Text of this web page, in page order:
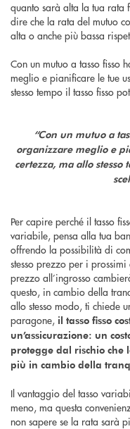
quanto sarà alta la tua rata
dire che la rata del mutuo
alta o anche più bassa
Con un mutuo a tasso
meglio e pianificare le tue
stesso tempo il tasso fisso
“Con un mutuo a
organizzare meglio e
certezza, ma allo stesso
Per capire perché il tasso
variabile, pensa alla tua
offrendo la possibilità di
stesso prezzo per i
prezzo all’ingrosso
questo, in cambio della
allo stesso modo, ti chiede
paragone, il tasso fisso
un’assicurazione: un
protegge dal rischio che
più in cambio della
Il vantaggio del tasso
meno, ma questa
non sapere se la rata sarà